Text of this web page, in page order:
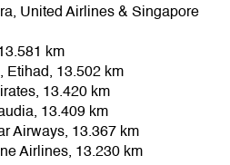
United Airlines & Singapore
km
Etihad, 13.502 km
13.420 km
13.409 km
Airways, 13.367 km
Airlines, 13.230 km